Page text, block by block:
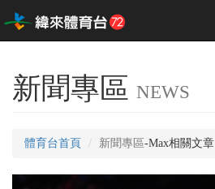
新聞專區 NEWS
體育台首頁 新聞專區-Max相關文章